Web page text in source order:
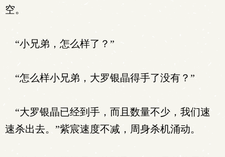
空。
“小兄弟，怎么样了？”
“怎么样小兄弟，大罗银晶得手了没有？”
“大罗银晶已经到手，而且数量不少，我们速
速杀出去。”紫宸速度不减，周身杀机涌动。